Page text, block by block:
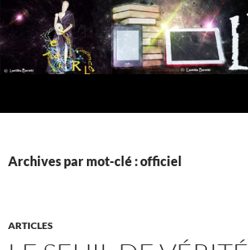
Aller
au
contenu
Archives par mot-clé : officiel
ARTICLES